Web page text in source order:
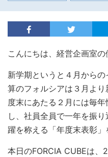
こんにちは、経営企画室の
新学期というと４月から
算のフォルシアは３月よ
度末にあたる２月には毎
し、社員全員で一年を振
躍を称える「年度末表彰」
本日のFORCIA CUBEは